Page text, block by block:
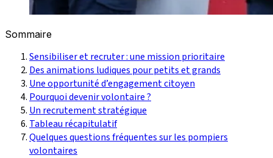
Sommaire
Sensibiliser et recruter : une mission prioritaire
Des animations ludiques pour petits et grands
Une opportunité d’engagement citoyen
Pourquoi devenir volontaire ?
Un recrutement stratégique
Tableau récapitulatif
Quelques questions fréquentes sur les pompiers
volontaires